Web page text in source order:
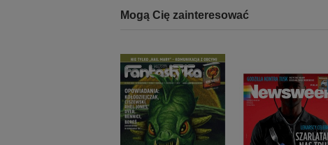
Mogą Cię zainteresować